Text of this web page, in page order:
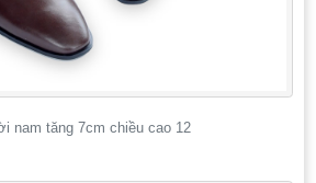
nam tăng 7cm chiều cao 12